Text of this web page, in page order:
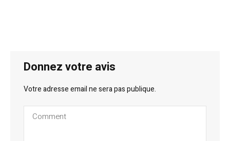
Donnez votre avis
Votre adresse email ne sera pas publique.